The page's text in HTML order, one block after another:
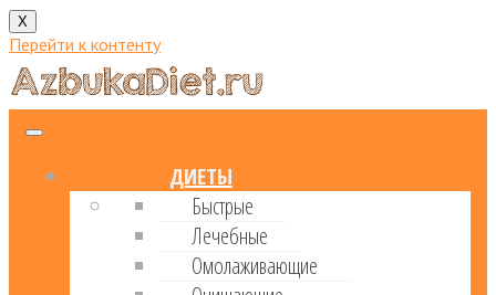
X
Перейти к контенту
ДИЕТЫ
Быстрые
Лечебные
Омолаживающие